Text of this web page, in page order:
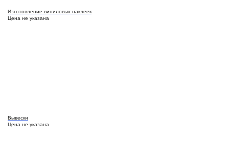
Изготовление виниловых наклеек
Цена не указана
Вывески
Цена не указана